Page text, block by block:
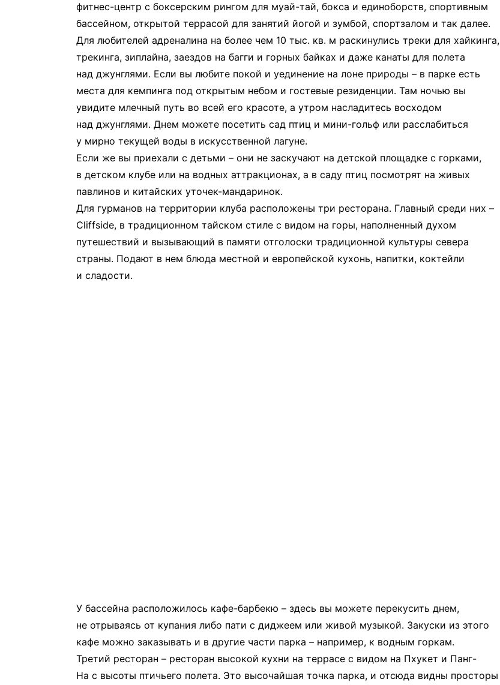
фитнес-центр с боксерским рингом для муай-тай, бокса и единоборств, спортивным
бассейном, открытой террасой для занятий йогой и зумбой, спортзалом и так далее.
Для любителей адреналина на более чем 10 тыс. кв. м раскинулись треки для хайкинга,
трекинга, зиплайна, заездов на багги и горных байках и даже канаты для полета
над джунглями. Если вы любите покой и уединение на лоне природы – в парке есть
места для кемпинга под открытым небом и гостевые резиденции. Там ночью вы
увидите млечный путь во всей его красоте, а утром насладитесь восходом
над джунглями. Днем можете посетить сад птиц и мини-гольф или расслабиться
у мирно текущей воды в искусственной лагуне.
Если же вы приехали с детьми – они не заскучают на детской площадке с горками,
в детском клубе или на вод­ных аттракционах, а в саду птиц посмотрят на живых
павлинов и китайских уточек-мандаринок.
Для гурманов на территории клуба расположены три ресторана. Главный среди них –
Cliffside, в традиционном тайском стиле с видом на горы, наполненный духом
путешествий и вызывающий в памяти отголоски традиционной культуры севера
страны. Подают в нем блюда местной и европейской кухонь, напитки, коктейли
и сладости.
У бассейна расположилось кафе-барбекю – здесь вы можете перекусить днем,
не отрываясь от купания либо пати с диджеем или живой музыкой. Закуски из этого
кафе можно заказывать и в другие части парка – например, к водным горкам.
Третий ресторан – ресторан высокой кухни на террасе с видом на Пхукет и Панг-
На с высоты птичьего полета. Это высочайшая точка парка, и отсюда видны просторы